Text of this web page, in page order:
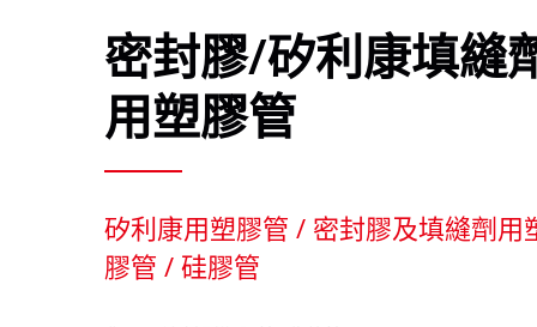
密封膠/矽利康填縫
用塑膠管
矽利康用塑膠管 / 密封膠及填縫劑用
膠管 / 硅膠管